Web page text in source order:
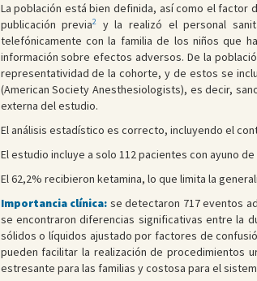
La población está bien definida, así como el
publicación previa2
y la realizó el personal
telefónicamente con la familia de los niños que
información sobre efectos adversos. De la
representatividad de la cohorte, y de estos se
(American Society Anesthesiologists), es decir,
externa del estudio.
El análisis estadístico es correcto, incluyendo el
El estudio incluye a solo 112 pacientes con ayuno
El 62,2% recibieron ketamina, lo que limita la
Importancia clínica: se detectaron 717 eventos
se encontraron diferencias significativas entre la
sólidos o líquidos ajustado por factores de
pueden facilitar la realización de procedimientos
estresante para las familias y costosa para el